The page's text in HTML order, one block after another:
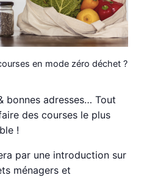
en mode zéro déchet ?
bonnes adresses… Tout
des courses le plus
!
par une introduction sur
ménagers et